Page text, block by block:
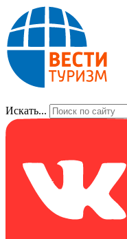
Искать...